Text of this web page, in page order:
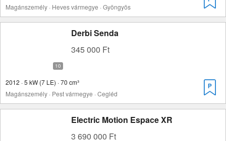
Magánszemély · Heves vármegye · Gyöngyös
Derbi Senda
345 000 Ft
2012 · 5 kW (7 LE) · 70 cm³
Magánszemély · Pest vármegye · Cegléd
Electric Motion Espace XR
3 690 000 Ft